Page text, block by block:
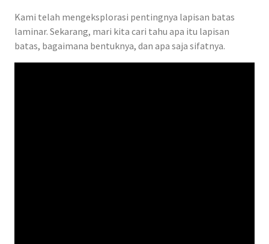
Kami telah mengeksplorasi pentingnya lapisan batas
laminar. Sekarang, mari kita cari tahu apa itu lapisan
batas, bagaimana bentuknya, dan apa saja sifatnya.